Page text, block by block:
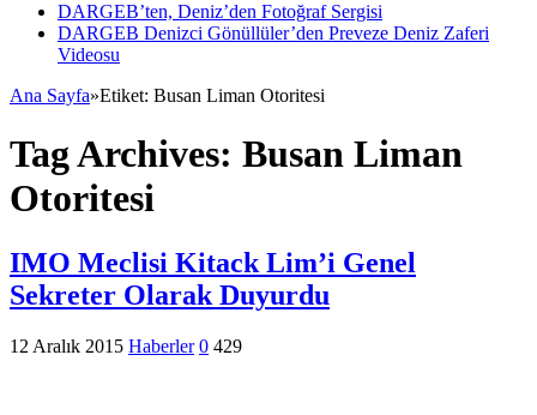
DARGEB’ten, Deniz’den Fotoğraf Sergisi
DARGEB Denizci Gönüllüler’den Preveze Deniz Zaferi
Videosu
Ana Sayfa»Etiket: Busan Liman Otoritesi
Tag Archives: Busan Liman
Otoritesi
IMO Meclisi Kitack Lim’i Genel
Sekreter Olarak Duyurdu
12 Aralık 2015 Haberler 0 429